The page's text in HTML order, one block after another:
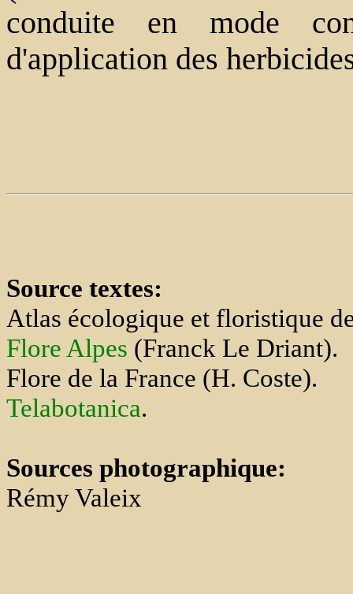
conduite en mode
d'application des
Source textes:
Atlas écologique et floristique
Flore Alpes (Franck Le Driant).
Flore de la France (H. Coste).
Telabotanica.
Sources photographique:
Rémy Valeix